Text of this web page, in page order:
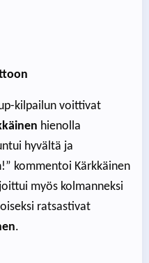
kilpailun voittivat
hienolla
hyvältä ja
kommentoi Kärkkäinen
myös kolmanneksi
ratsastivat
.